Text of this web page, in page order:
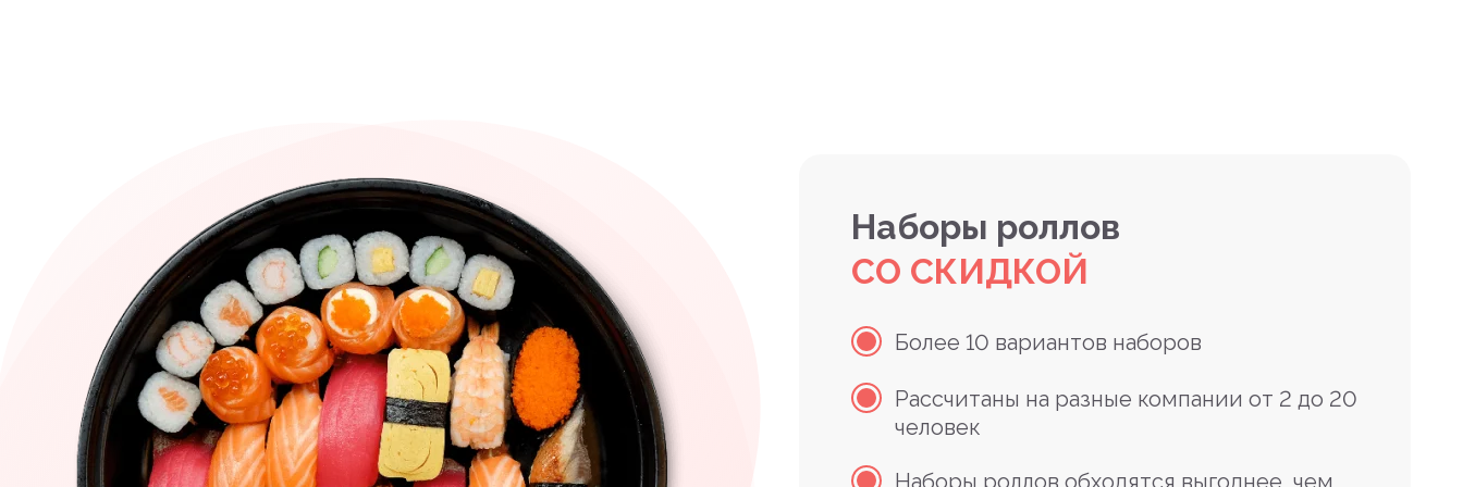
Наборы роллов
СО СКИДКОЙ
Более 10 вариантов наборов
Рассчитаны на разные компании от 2 до 20
человек
Наборы роллов обходятся выгоднее, чем